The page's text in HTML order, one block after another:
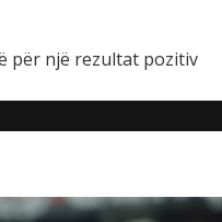
për një rezultat pozitiv